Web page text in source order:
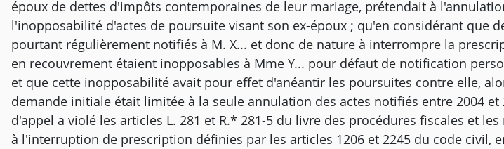
époux de dettes d'impôts contemporaines de leur mariage, prétendait à
l'inopposabilité d'actes de poursuite visant son ex-époux ; qu'en considérant que
pourtant régulièrement notifiés à M. X... et donc de nature à interrompre la
en recouvrement étaient inopposables à Mme Y... pour défaut de notification
et que cette inopposabilité avait pour effet d'anéantir les poursuites contre elle,
demande initiale était limitée à la seule annulation des actes notifiés entre 2004 et
d'appel a violé les articles L. 281 et R.* 281-5 du livre des procédures fiscales et les
à l'interruption de prescription définies par les articles 1206 et 2245 du code civil,